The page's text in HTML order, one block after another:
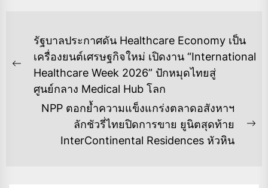
แนะแนว
เรื่อง
Previous
post:
รัฐบาลประกาศดัน Healthcare Economy เป็น
เครื่องยนต์เศรษฐกิจใหม่ เปิดงาน “International
Healthcare Week 2026” ปักหมุดไทยสู่
ศูนย์กลาง Medical Hub โลก
NPP ตอกย้ำความแข็งแกร่งตลาดอสังหาฯ
ลักชัวรี่ไทยปิดการขาย ยูนิตสุดท้าย
InterContinental Residences หัวหิน